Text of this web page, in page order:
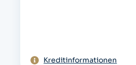
Kreditinformationen